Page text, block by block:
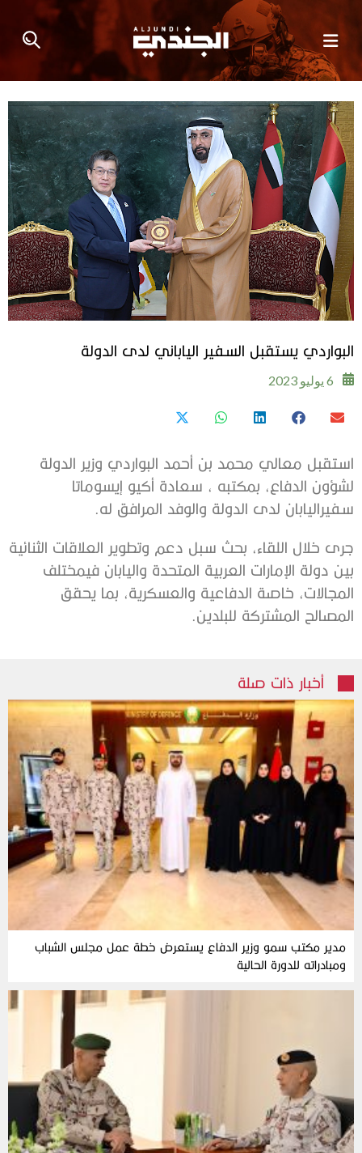
البواردي يستقبل السفير الياباني لدى الدولة
6 يوليو 2023
استقبل معالي محمد بن أحمد البواردي وزير الدولة
لشؤون الدفاع، بمكتبه ، سعادة أكيو إيسوماتا
سفيراليابان لدى الدولة والوفد المرافق له
جرى خلال اللقاء، بحث سبل دعم وتطوير العلاقات الثنائية
بين دولة الإمارات العربية المتحدة واليابان فيمختلف
المجالات، خاصة الدفاعية والعسكرية، بما يحقق
المصالح المشتركة للبلدين
أخبار ذات صلة
مدير مكتب سمو وزير الدفاع يستعرض خطة عمل مجلس الشباب
ومبادراته للدورة الحالية